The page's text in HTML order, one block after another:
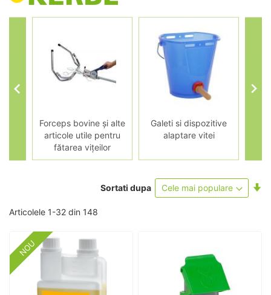
Forceps bovine și alte
articole utile pentru
fătarea vițeilor
Galeti si dispozitive
alaptare vitei
Articolele 1-32 din 148
Sortati dupa
NOU